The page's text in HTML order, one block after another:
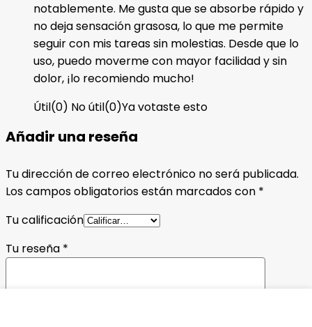
notablemente. Me gusta que se absorbe rápido y
no deja sensación grasosa, lo que me permite
seguir con mis tareas sin molestias. Desde que lo
uso, puedo moverme con mayor facilidad y sin
dolor, ¡lo recomiendo mucho!
Útil(0) No útil(0)Ya votaste esto
Añadir una reseña
Tu dirección de correo electrónico no será publicada.
Los campos obligatorios están marcados con *
Tu calificación
Tu reseña *